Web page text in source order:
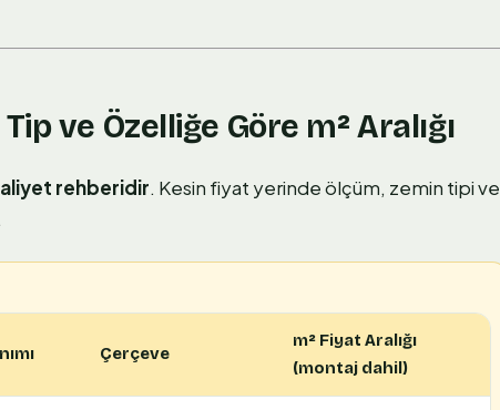
ve Özelliğe Göre m² Aralığı
rehberidir. Kesin fiyat yerinde ölçüm, zemin tipi ve
Çerçeve
m² Fiyat Aralığı
(montaj dahil)